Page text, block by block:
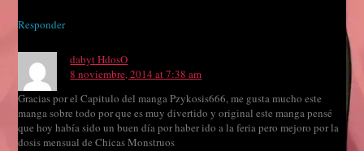
Responder
dabyt HdosO
8 noviembre, 2014 at 7:38 am
Gracias por el Capitulo del manga Pzykosis666, me gusta mucho este
manga sobre todo por que es muy divertido y original este manga pensé
que hoy había sido un buen día por haber ido a la feria pero mejoro por la
dosis mensual de Chicas Monstruos